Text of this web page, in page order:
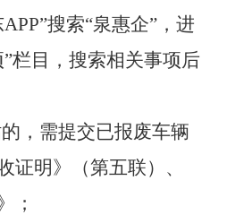
搜索“泉惠企”，进
栏目，搜索相关事项后
，需提交已报废车辆
证明》（第五联）、
；